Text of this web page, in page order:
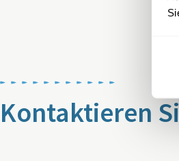
Kontaktieren